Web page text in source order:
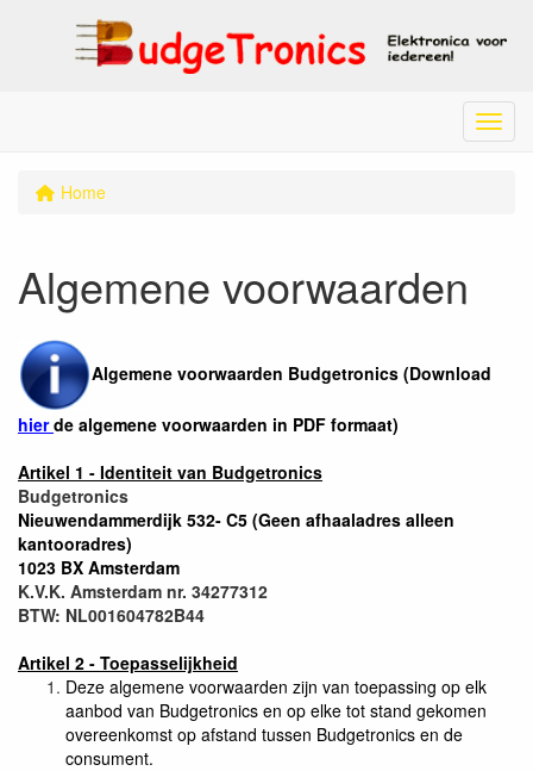
Menu
Home
Algemene voorwaarden
Algemene voorwaarden Budgetronics (Download
hier de algemene voorwaarden in PDF formaat)
Artikel 1 - Identiteit van Budgetronics
Budgetronics
Nieuwendammerdijk 532- C5 (Geen afhaaladres alleen
kantooradres)
1023 BX Amsterdam
K.V.K. Amsterdam nr. 34277312
BTW: NL001604782B44
Artikel 2 - Toepasselijkheid
Deze algemene voorwaarden zijn van toepassing op elk
aanbod van Budgetronics en op elke tot stand gekomen
overeenkomst op afstand tussen Budgetronics en de
consument.